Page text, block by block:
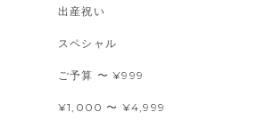
出産祝い
スペシャル
ご予算 〜 ¥999
¥1,000 〜 ¥4,999